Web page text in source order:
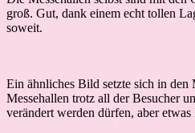
groß. Gut, dank einem echt tollen
soweit.
Ein ähnliches Bild setzte sich in
Messehallen trotz all der Besucher
verändert werden dürfen, aber